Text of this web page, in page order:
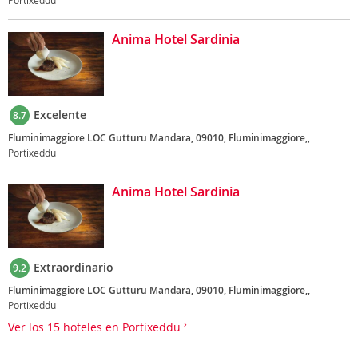
Anima Hotel Sardinia
8.7 Excelente
Fluminimaggiore LOC Gutturu Mandara, 09010, Fluminimaggiore,,
Portixeddu
Anima Hotel Sardinia
9.2 Extraordinario
Fluminimaggiore LOC Gutturu Mandara, 09010, Fluminimaggiore,,
Portixeddu
Ver los 15 hoteles en Portixeddu